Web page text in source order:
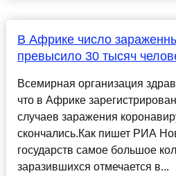
В Африке число
превысило 30 тысяч
Всемирная организация
что в Африке
случаев заражения
скончались.Как пишет РИА
государств самое большое
заразившихся отмечается в...